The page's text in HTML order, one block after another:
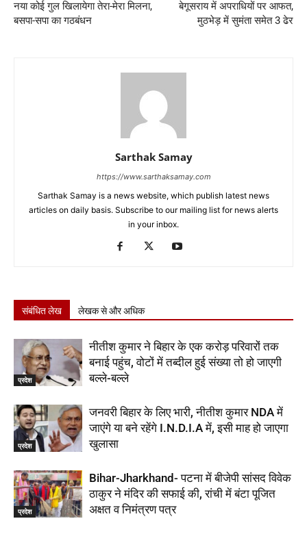
नया कोई गुल खिलायेगा तेरा-मेरा मिलना,
बसपा-सपा का गठबंधन
बेगूसराय में अपराधियों पर आफत,
मुठभेड़ में सुमंता समेत 3 ढेर
Sarthak Samay
https://www.sarthaksamay.com
Sarthak Samay is a news website, which publish latest news
articles on daily basis. Subscribe to our mailing list for news alerts
in your inbox.
संबंधित लेख लेखक से और अधिक
प्रदेश
नीतीश कुमार ने बिहार के एक करोड़ परिवारों तक
बनाई पहुंच, वोटों में तब्दील हुई संख्या तो हो जाएगी
बल्ले-बल्ले
प्रदेश
जनवरी बिहार के लिए भारी, नीतीश कुमार NDA में
जाएंगे या बने रहेंगे I.N.D.I.A में, इसी माह हो जाएगा
खुलासा
प्रदेश
Bihar-Jharkhand- पटना में बीजेपी सांसद विवेक
ठाकुर ने मंदिर की सफाई की, रांची में बंटा पूजित
अक्षत व निमंत्रण पत्र